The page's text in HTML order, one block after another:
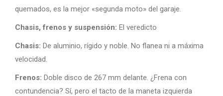
quemados, es la mejor «segunda moto» del garaje.
Chasis, frenos y suspensión: El veredicto
Chasis: De aluminio, rígido y noble. No flanea ni a máxima
velocidad.
Frenos: Doble disco de 267 mm delante. ¿Frena con
contundencia? Sí, pero el tacto de la maneta izquierda